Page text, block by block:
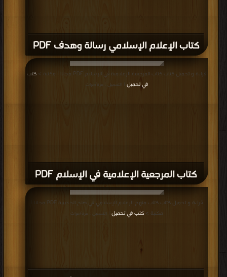
كتاب الإعلام الإسلامي رسالة وهدف PDF
كتاب المرجعية الإعلامية في الإسلام PDF
قراءة و تحميل كتاب كتاب المرجعية الإعلامية في الإسلام PDF مجانا | مكتبة >
كتب
في تحميل
| التحميل : مرة/مرات
قراءة و تحميل كتاب كتاب منهج الإعلام الإسلامي في صلح الحديبية PDF مجانا |
مكتبة > كتب في تحميل | التحميل : مرة/مرات